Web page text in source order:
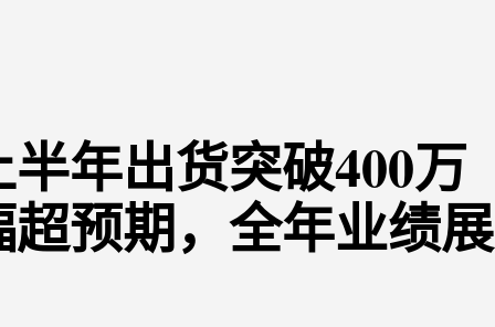
年出货突破400万
预期，全年业绩展